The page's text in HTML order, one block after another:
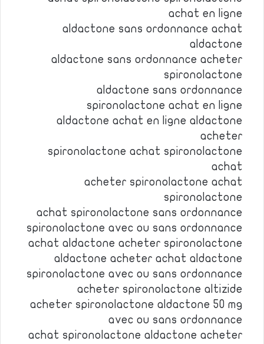
achat en ligne
aldactone sans ordonnance achat
aldactone
aldactone sans ordonnance acheter
spironolactone
aldactone sans ordonnance
spironolactone achat en ligne
aldactone achat en ligne aldactone
acheter
spironolactone achat spironolactone
achat
acheter spironolactone achat
spironolactone
achat spironolactone sans ordonnance
spironolactone avec ou sans ordonnance
achat aldactone acheter spironolactone
aldactone acheter achat aldactone
spironolactone avec ou sans ordonnance
acheter spironolactone altizide
acheter spironolactone aldactone 50 mg
avec ou sans ordonnance
achat spironolactone aldactone acheter